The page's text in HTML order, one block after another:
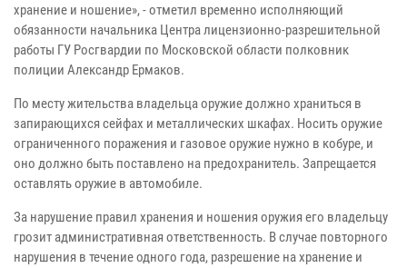
хранение и ношение», - отметил временно исполняющий
обязанности начальника Центра лицензионно-разрешительной
работы ГУ Росгвардии по Московской области полковник
полиции Александр Ермаков.
По месту жительства владельца оружие должно храниться в
запирающихся сейфах и металлических шкафах. Носить оружие
ограниченного поражения и газовое оружие нужно в кобуре, и
оно должно быть поставлено на предохранитель. Запрещается
оставлять оружие в автомобиле.
За нарушение правил хранения и ношения оружия его владельцу
грозит административная ответственность. В случае повторного
нарушения в течение одного года, разрешение на хранение и